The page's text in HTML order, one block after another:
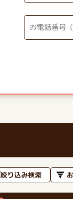
絞り込み検索